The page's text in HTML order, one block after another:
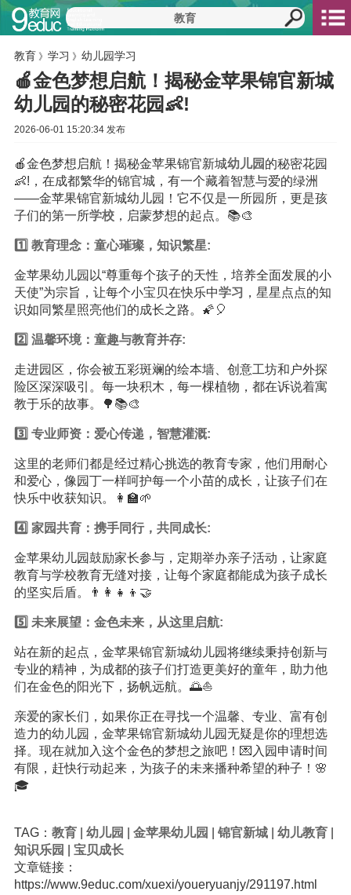
教育 》 学习 》 幼儿园学习
🍎金色梦想启航！揭秘金苹果锦官新城
幼儿园的秘密花园👶!
2026-06-01 15:20:34 发布
🍎金色梦想启航！揭秘金苹果锦官新城幼儿园 的秘密花园
👶!，在成都繁华的锦官城，有一个藏着智慧与爱的绿洲
——金苹果锦官新城幼儿园！它不仅是一所园所，更是孩
子们的第一所学校，启蒙梦想的起点。📚🎨
1️⃣ 教育理念：童心璀璨， 知识繁星:
金苹果幼儿园以“尊重每个孩子的天性，培养全面发展的小
天使”为宗旨，让每个小宝贝在快乐中学习 ，星星点点的知
识如同繁星照亮他们的成长之路。🌠🎈
2️⃣ 温馨环境：童趣与教育并存:
走进园区，你会被五彩斑斓的绘本墙、创意工坊和户外探
险区深深吸引。每一块积木，每一棵植物，都在诉说着寓
教于乐的故事。🌳📚🎨
3️⃣ 专业师资：爱心传递，智慧灌溉:
这里的老师们都是经过精心挑选的教育专家，他们用耐心
和爱心，像园丁一样呵护每一个小苗的成长，让孩子们在
快乐中收获知识。👩‍🏫🌱
4️⃣ 家园共育：携手同行，共同成长:
金苹果幼儿园鼓励家长参与，定期举办亲子活动，让家庭
教育与学校教育无缝对接，让每个家庭都能成为孩子成长
的坚实后盾。👨‍👩‍👧‍👦🤝
5️⃣ 未来展望：金色未来，从这里启航:
站在新的起点，金苹果锦官新城幼儿园将继续秉持创新与
专业的精神，为成都的孩子们打造更美好的童年，助力他
们在金色的阳光下，扬帆远航。🌅⛵️
亲爱的家长们，如果你正在寻找一个温馨、专业、富有创
造力的幼儿园，金苹果锦官新城幼儿园无疑是你的理想选
择。现在就加入这个金色的梦想之旅吧！💌入园申请时间
有限，赶快行动起来，为孩子的未来播种希望的种子！🌸
🎓
TAG： 教育| 幼儿园 金苹果幼儿园 锦官新城| 幼儿教育|
知识乐园
宝贝成长
文章链接：
https://www.9educ.com/xuexi/youeryuanjy/291197.html